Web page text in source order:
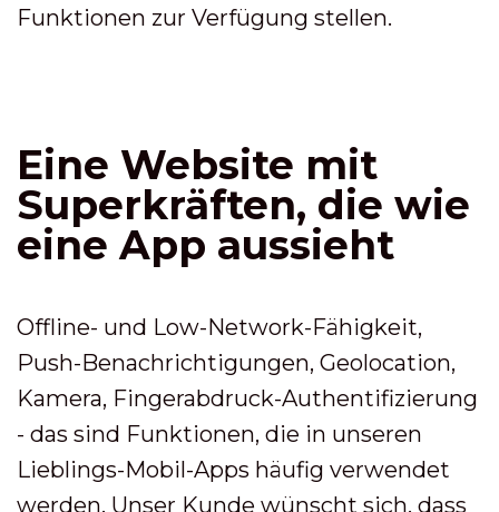
Funktionen zur Verfügung stellen.
Eine Website mit
Superkräften, die wie
eine App aussieht
Offline- und Low-Network-Fähigkeit,
Push-Benachrichtigungen, Geolocation,
Kamera, Fingerabdruck-Authentifizierung
- das sind Funktionen, die in unseren
Lieblings-Mobil-Apps häufig verwendet
werden. Unser Kunde wünscht sich, dass